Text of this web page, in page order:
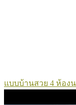
แบบบ้านสวย 4 ห้อง